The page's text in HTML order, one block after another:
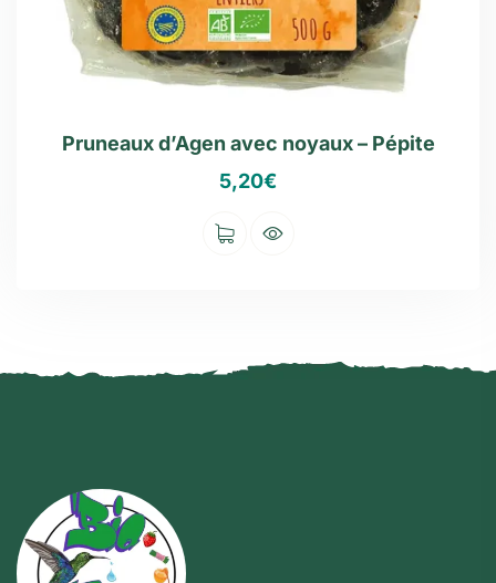
Pruneaux d’Agen avec noyaux – Pépite
5,20€